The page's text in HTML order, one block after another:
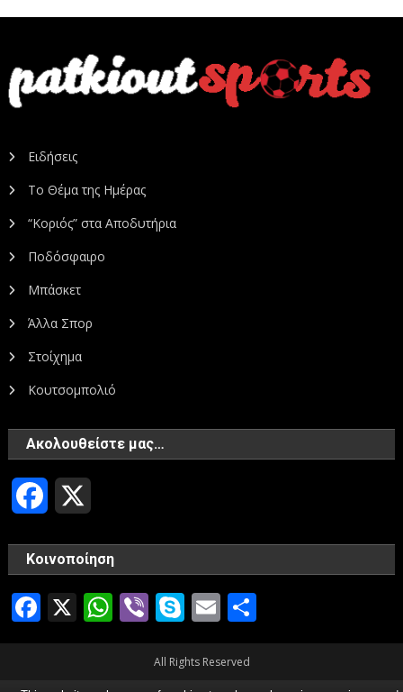
Ειδήσεις
Το Θέμα της Ημέρας
“Κοριός” στα Αποδυτήρια
Ποδόσφαιρο
Μπάσκετ
Άλλα Σπορ
Στοίχημα
Κουτσομπολιό
Ακολουθείστε μας…
Facebook
Κοινοποίηση
Facebook
X WhatsApp
ViberSkype
Email
All Rights Reserved